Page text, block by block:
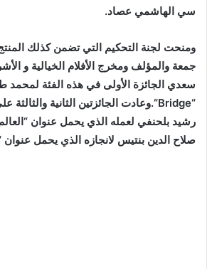
سي الهاشمي عصاد.
ومنحت لجنة التحكيم التي تضمن كذلك
جمعة والمؤلف ومخرج الأفلام الخيالية و
سعدي الجائزة الأولى في هذه الفئة لمحمد
“
Bridge“.وعادت الجائزتين الثانية والثالثة
رشيد بلحنفي لعمله الذي يحمل عنوان
صلاح الدين بنتيس لانجازه الذي يحمل عنوان